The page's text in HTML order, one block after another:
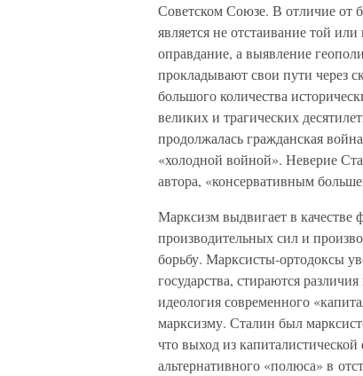
Советском Союзе. В отличие от
является не отстаивание той
оправдание, а выявление
прокладывают свои пути через
большого количества
великих и трагических
продолжалась гражданская
«холодной войной». Неверие
автора, «консервативным
Марксизм выдвигает в
производительных сил и
борьбу. Марксисты-ортодоксы
государства, стираются
идеология современного
марксизму. Сталин был
что выход из
альтернативного «полюса» в